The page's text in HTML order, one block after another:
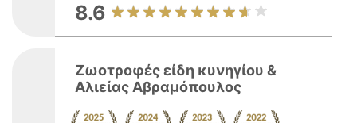
8.6
Ζωοτροφές είδη κυνηγίου &
Αλιείας Αβραμόπουλος